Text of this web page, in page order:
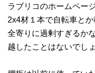
ラブリコのホームペー
2x4材１本で自転車と
全寄りに過剰すぎるか
越したことはないでしょ